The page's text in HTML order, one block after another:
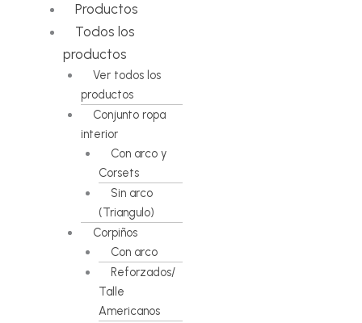
Productos
Todos los
productos
Ver todos los
productos
Conjunto ropa
interior
Con arco y
Corsets
Sin arco
(Triangulo)
Corpiños
Con arco
Reforzados/
Talle
Americanos